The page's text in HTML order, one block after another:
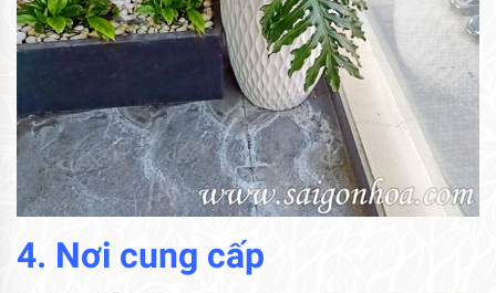
4. Nơi cung cấp